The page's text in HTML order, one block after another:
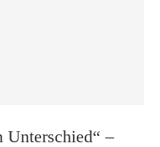
Unterschied“ –